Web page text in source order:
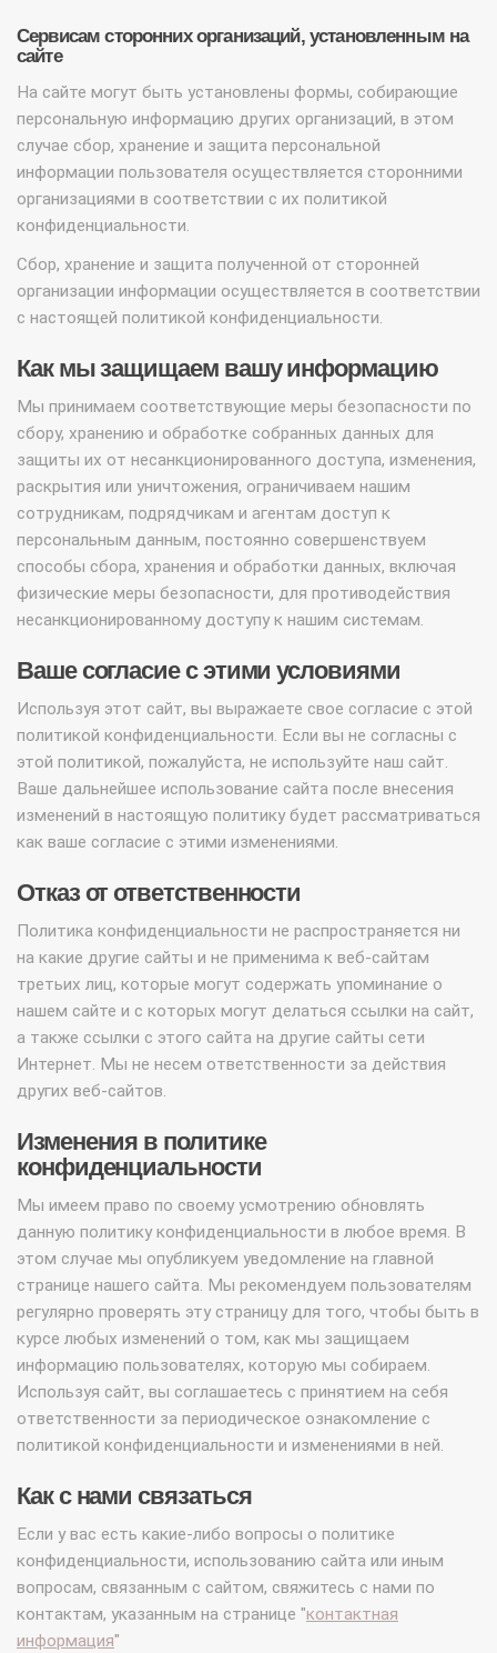
Сервисам сторонних организаций, установленным на
сайте
На сайте могут быть установлены формы, собирающие
персональную информацию других организаций, в этом
случае сбор, хранение и защита персональной
информации пользователя осуществляется сторонними
организациями в соответствии с их политикой
конфиденциальности.
Сбор, хранение и защита полученной от сторонней
организации информации осуществляется в соответствии
с настоящей политикой конфиденциальности.
Как мы защищаем вашу информацию
Мы принимаем соответствующие меры безопасности по
сбору, хранению и обработке собранных данных для
защиты их от несанкционированного доступа, изменения,
раскрытия или уничтожения, ограничиваем нашим
сотрудникам, подрядчикам и агентам доступ к
персональным данным, постоянно совершенствуем
способы сбора, хранения и обработки данных, включая
физические меры безопасности, для противодействия
несанкционированному доступу к нашим системам.
Ваше согласие с этими условиями
Используя этот сайт, вы выражаете свое согласие с этой
политикой конфиденциальности. Если вы не согласны с
этой политикой, пожалуйста, не используйте наш сайт.
Ваше дальнейшее использование сайта после внесения
изменений в настоящую политику будет рассматриваться
как ваше согласие с этими изменениями.
Отказ от ответственности
Политика конфиденциальности не распространяется ни
на какие другие сайты и не применима к веб-сайтам
третьих лиц, которые могут содержать упоминание о
нашем сайте и с которых могут делаться ссылки на сайт,
а также ссылки с этого сайта на другие сайты сети
Интернет. Мы не несем ответственности за действия
других веб-сайтов.
Изменения в политике
конфиденциальности
Мы имеем право по своему усмотрению обновлять
данную политику конфиденциальности в любое время. В
этом случае мы опубликуем уведомление на главной
странице нашего сайта. Мы рекомендуем пользователям
регулярно проверять эту страницу для того, чтобы быть в
курсе любых изменений о том, как мы защищаем
информацию пользователях, которую мы собираем.
Используя сайт, вы соглашаетесь с принятием на себя
ответственности за периодическое ознакомление с
политикой конфиденциальности и изменениями в ней.
Как с нами связаться
Если у вас есть какие-либо вопросы о политике
конфиденциальности, использованию сайта или иным
вопросам, связанным с сайтом, свяжитесь с нами по
контактам, указанным на странице "контактная
информация"